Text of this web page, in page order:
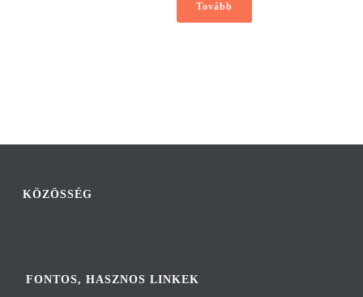
Tovább
KÖZÖSSÉG
FONTOS, HASZNOS LINKEK